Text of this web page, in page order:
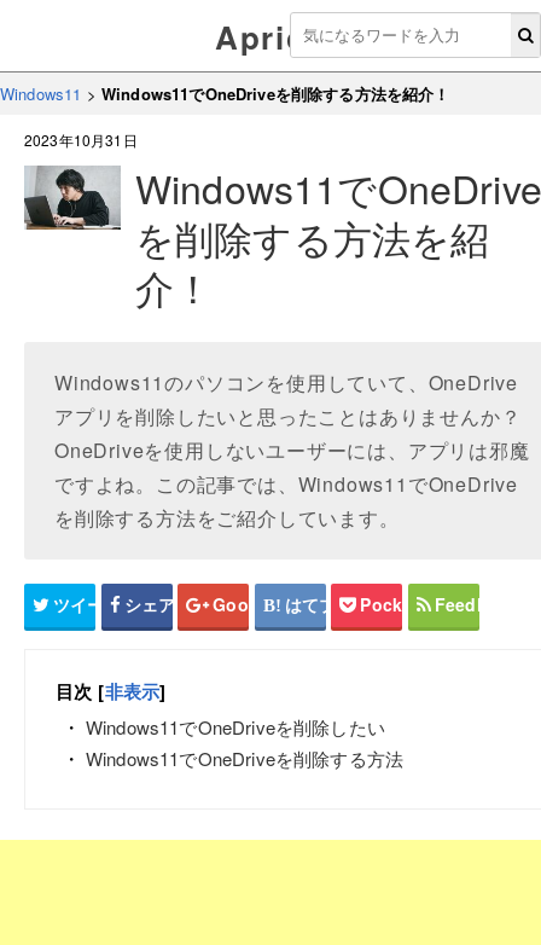
Aprico
Windows11 > Windows11でOneDriveを削除する方法を紹介！
2023年10月31日
Windows11でOneDrive
を削除する方法を紹
介！
Windows11のパソコンを使用していて、OneDrive
アプリを削除したいと思ったことはありませんか？
OneDriveを使用しないユーザーには、アプリは邪魔
ですよね。この記事では、Windows11でOneDrive
を削除する方法をご紹介しています。
ツイート シェア Google+ はてブ Pocket Feedly
目次 [非表示]
Windows11でOneDriveを削除したい
Windows11でOneDriveを削除する方法